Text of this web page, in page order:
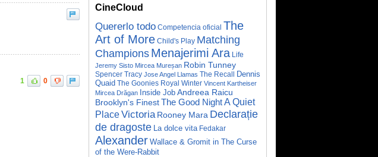
1 0
CineCloud
Quererlo todo Competencia oficial The
Art of More Child's Play Matching
ChampionsMenajerimi Ara Life
Jeremy Sisto Mircea Mureșan Robin Tunney
Spencer Tracy Jose Angel Llamas The Recall
Dennis
Quaid The Goonies Royal Winter Vincent Kartheiser
Mircea Drăgan Inside Job Andreea Raicu
Brooklyn's FinestThe Good NightA Quiet
PlaceVictoria Rooney Mara Declarație
de dragoste La dolce vita Fedakar
Alexander Wallace & Gromit in The Curse
of the Were-Rabbit